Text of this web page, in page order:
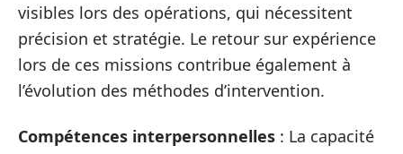
visibles lors des opérations, qui nécessitent
précision et stratégie. Le retour sur expérience
lors de ces missions contribue également à
l’évolution des méthodes d’intervention.
Compétences interpersonnelles : La capacité